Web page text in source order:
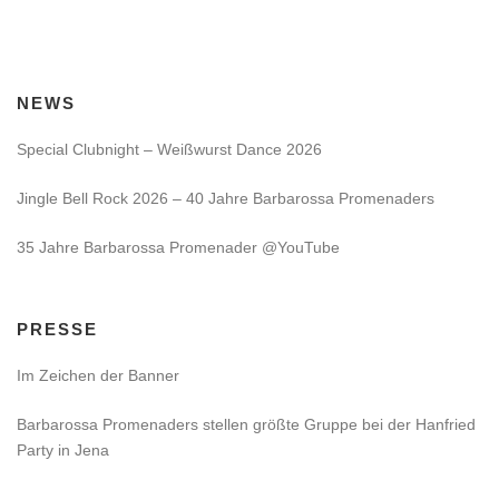
NEWS
Special Clubnight – Weißwurst Dance 2026
Jingle Bell Rock 2026 – 40 Jahre Barbarossa Promenaders
35 Jahre Barbarossa Promenader @YouTube
PRESSE
Im Zeichen der Banner
Barbarossa Promenaders stellen größte Gruppe bei der Hanfried
Party in Jena